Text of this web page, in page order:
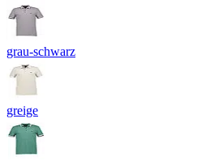
grau-schwarz
greige